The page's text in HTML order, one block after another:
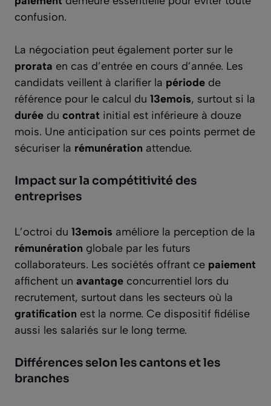
confusion.
La négociation peut également porter sur le
prorata en cas d’entrée en cours d’année. Les
candidats veillent à clarifier la période de
référence pour le calcul du 13emois, surtout si la
durée du contrat initial est inférieure à douze
mois. Une anticipation sur ces points permet de
sécuriser la rémunération attendue.
Impact sur la compétitivité des
entreprises
L’octroi du 13emois améliore la perception de la
rémunération globale par les futurs
collaborateurs. Les sociétés offrant ce paiement
affichent un avantage concurrentiel lors du
recrutement, surtout dans les secteurs où la
gratification est la norme. Ce dispositif fidélise
aussi les salariés sur le long terme.
Différences selon les cantons et les
branches